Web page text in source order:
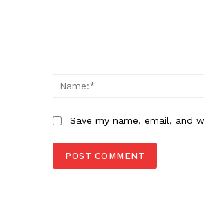
Save my name, email, and